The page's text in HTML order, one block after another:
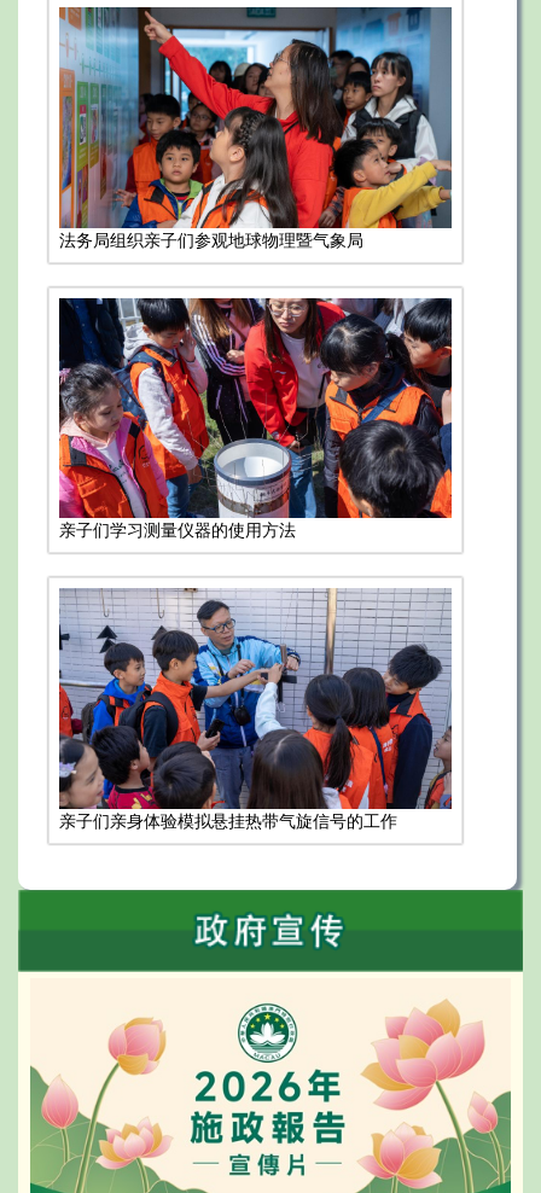
法务局组织亲子们参观地球物理暨气象局
亲子们学习测量仪器的使用方法
亲子们亲身体验模拟悬挂热带气旋信号的工作